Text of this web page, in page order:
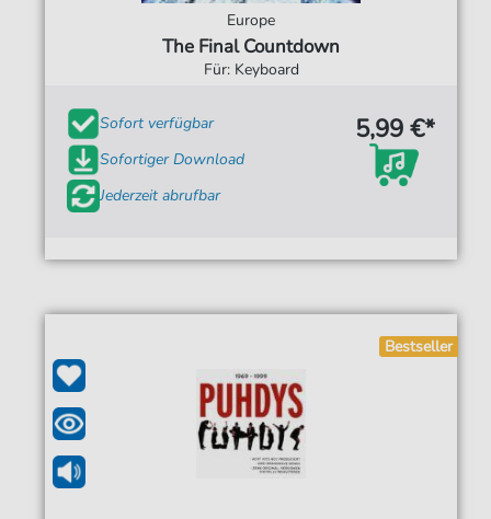
Europe
The Final Countdown
Für: Keyboard
Sofort verfügbar
Sofortiger Download
Jederzeit abrufbar
5,99 €*
Bestseller